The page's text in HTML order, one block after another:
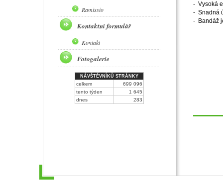
- Vysoká
- Snadná
- Bandáž
Ramissio
Kontaktní formulář
Kontakt
Fotogalerie
NÁVŠTĚVNÍKŮ STRÁNKY
celkem
699 096
tento týden
1 645
dnes
283